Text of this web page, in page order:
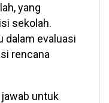
yang
sekolah.
dalam evaluasi
rencana
untuk